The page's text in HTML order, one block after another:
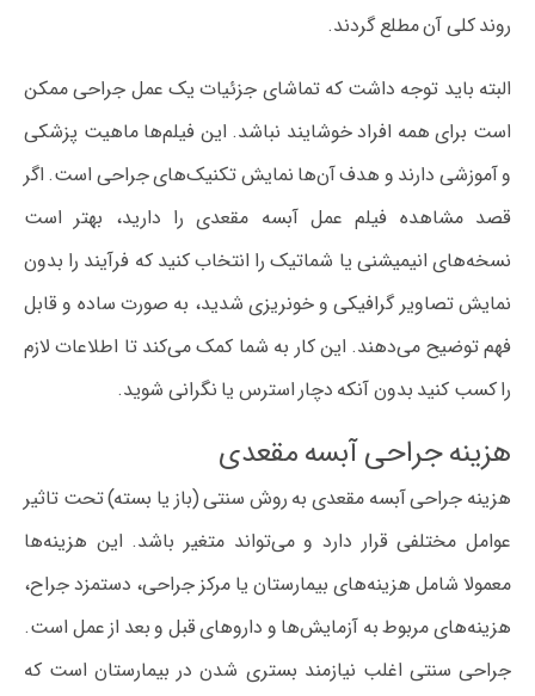
روند کلی آن مطلع گردند.
البته باید توجه داشت که تماشای جزئیات یک عمل جراحی ممکن
است برای همه افراد خوشایند نباشد. این فیلم‌ها ماهیت پزشکی
و آموزشی دارند و هدف آن‌ها نمایش تکنیک‌های جراحی است. اگر
قصد مشاهده فیلم عمل آبسه مقعدی را دارید، بهتر است
نسخه‌های انیمیشنی یا شماتیک را انتخاب کنید که فرآیند را بدون
نمایش تصاویر گرافیکی و خونریزی شدید، به صورت ساده و قابل
فهم توضیح می‌دهند. این کار به شما کمک می‌کند تا اطلاعات لازم
را کسب کنید بدون آنکه دچار استرس یا نگرانی شوید.
هزینه جراحی آبسه مقعدی
هزینه جراحی آبسه مقعدی به روش سنتی (باز یا بسته) تحت تاثیر
عوامل مختلفی قرار دارد و می‌تواند متغیر باشد. این هزینه‌ها
معمولا شامل هزینه‌های بیمارستان یا مرکز جراحی، دستمزد جراح،
هزینه‌های مربوط به آزمایش‌ها و داروهای قبل و بعد از عمل است.
جراحی سنتی اغلب نیازمند بستری شدن در بیمارستان است که